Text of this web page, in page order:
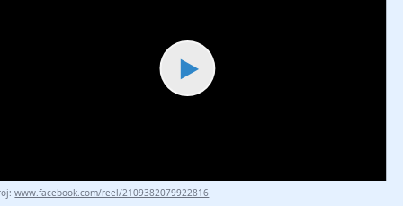
▶
www.facebook.com/reel/2109382079922816